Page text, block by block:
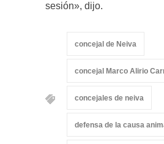
sesión», dijo.
concejal de Neiva
concejal Marco Alirio
concejales de neiva
defensa de la causa